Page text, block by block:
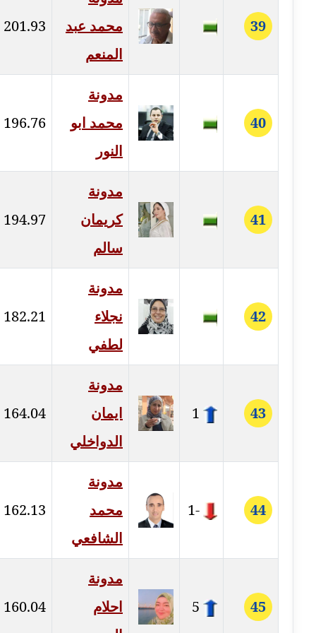
مدونة خالد العامري
معلق
مدونة خالد دومه
مدونة خالد صالح
مدونة خالد منير
مدونة خولة سعيدان
موقوف
عاملة
عاملة
مدونة دعاء الجابي
39
محمد عبد
المنعم
201.93
40
مدونة
محمد ابو
النور
196.76
41
مدونة
كريمان
سالم
194.97
42
مدونة
نجلاء
لطفي
182.21
43
1
مدونة
ايمان
الدواخلي
164.04
44
-1
مدونة
محمد
الشافعي
162.13
45
5
مدونة
احلام
160.04